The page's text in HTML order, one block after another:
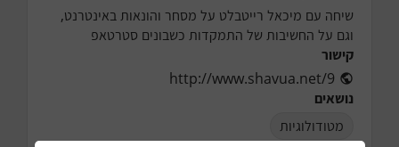
וגם על החשיבות של התמקדות כשבונים סטרטאפ
קישור
http://www.shavua.net/9
נושאים
מטודולוגיות